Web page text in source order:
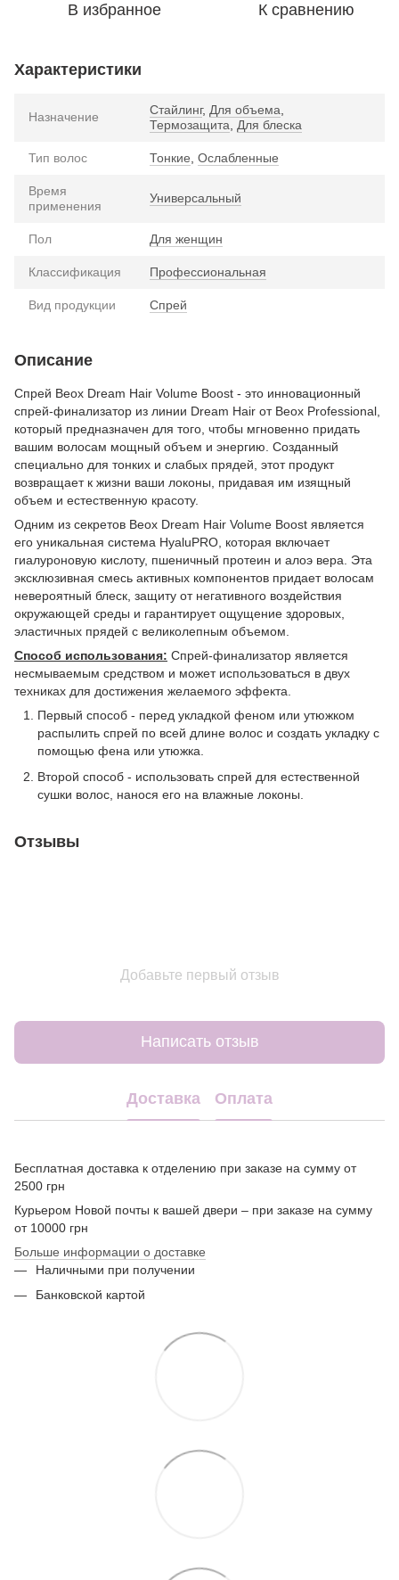
В избранное К сравнению
Характеристики
Назначение Стайлинг, Для объема,
Термозащита, Для блеска
Тип волос Тонкие, Ослабленные
Время
применения
Универсальный
Пол Для женщин
Классификация Профессиональная
Вид продукции Спрей
Описание
Спрей Beox Dream Hair Volume Boost - это инновационный
спрей-финализатор из линии Dream Hair от Beox Professional,
который предназначен для того, чтобы мгновенно придать
вашим волосам мощный объем и энергию. Созданный
специально для тонких и слабых прядей, этот продукт
возвращает к жизни ваши локоны, придавая им изящный
объем и естественную красоту.
Одним из секретов Beox Dream Hair Volume Boost является
его уникальная система HyaluPRO, которая включает
гиалуроновую кислоту, пшеничный протеин и алоэ вера. Эта
эксклюзивная смесь активных компонентов придает волосам
невероятный блеск, защиту от негативного воздействия
окружающей среды и гарантирует ощущение здоровых,
эластичных прядей с великолепным объемом.
Способ использования: Спрей-финализатор является
несмываемым средством и может использоваться в двух
техниках для достижения желаемого эффекта.
Первый способ - перед укладкой феном или утюжком
распылить спрей по всей длине волос и создать укладку с
помощью фена или утюжка.
Второй способ - использовать спрей для естественной
сушки волос, нанося его на влажные локоны.
Отзывы
Добавьте первый отзыв
Написать отзыв
Доставка Оплата
Бесплатная доставка к отделению при заказе на сумму от
2500 грн
Курьером Новой почты к вашей двери – при заказе на сумму
от 10000 грн
Больше информации о доставке
Наличными при получении
Банковской картой